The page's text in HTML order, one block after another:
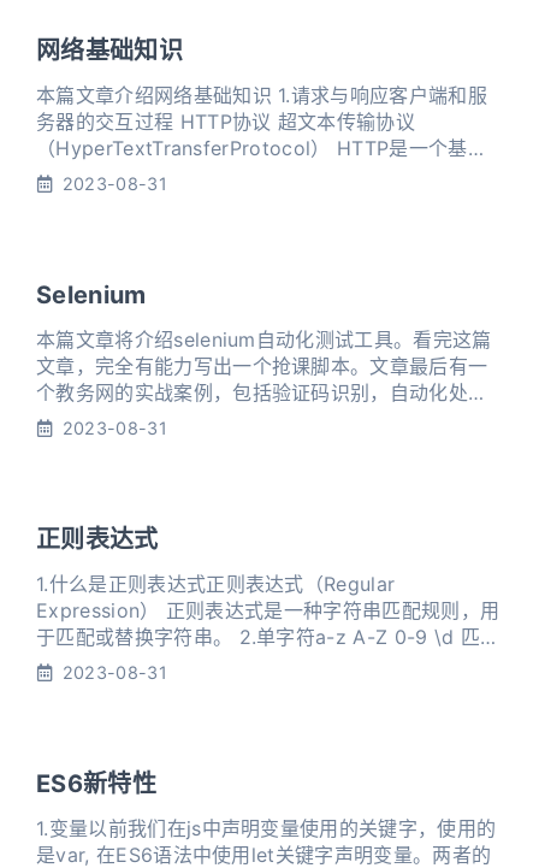
到微信公众号客户端。这就是微信公众号开发的原
理。 由于我们需要在
网络基础知识
本篇文章介绍网络基础知识 1.请求与响应客户端和服
务器的交互过程 HTTP协议 超文本传输协议
（HyperTextTransferProtocol） HTTP是一个基于
请求与响应、无状态的、应用层的协议 数据格式规范
常用的是
2023-08-31
Selenium
本篇文章将介绍selenium自动化测试工具。看完这篇
文章，完全有能力写出一个抢课脚本。文章最后有一
个教务网的实战案例，包括验证码识别，自动化处理
流程分析。 1.环境搭建1.1下载驱动程序 以谷歌浏览器
2023-08-31
正则表达式
1.什么是正则表达式正则表达式（Regular
Expression） 正则表达式是一种字符串匹配规则，用
于匹配或替换字符串。 2.单字符a-z A-Z 0-9 \d 匹配
0-9任意一个数字 \D 匹配除0-9以外的任意一个字符
2023-08-31
ES6新特性
1.变量以前我们在js中声明变量使用的关键字，使用的
是var, 在ES6语法中使用let关键字声明变量。两者的